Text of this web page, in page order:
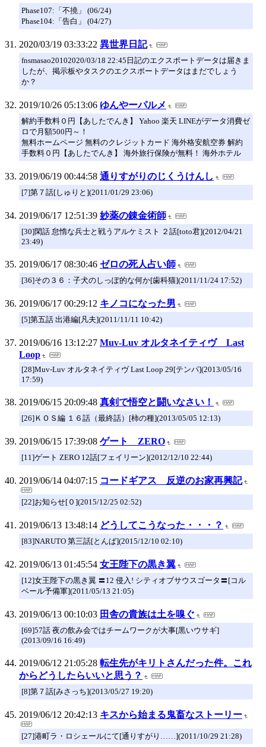
Phase107:「不撓」 (06/24)
Phase104:「告白」 (04/27)
2020/03/19 03:33:22 異世界日記
fnsmasao20102020/03/18 22:45日記のエクスポートデータは届きま
したが、掲示板やタスクのエクスポートデータはまだでしょう
か？
2019/10/26 05:13:06 ゆんやーパルメ
解約手数料０円【あしたでんき】 Yahoo 楽天 LINEがデータ消費ゼ
ロで月額500円～！
無料ホームページ 無料のクレジットカード 海外格安航空券 解約
手数料０円【あしたでんき】 海外旅行保険が無料！ 海外ホテル
2019/06/19 00:44:58 通りすがりのじくうけんし
[7]第７話[しゅりと](2011/01/29 23:06)
2019/06/17 12:51:39 妙薬の錬金術師
[30]閑話 怠惰な兵士と戦うアルケミスト ２話[toto君](2012/04/21
23:49)
2019/06/17 08:30:46 ゼロの死人占い師
[36]その３６：子犬のしっぽ的な何か[歯科猫](2011/11/24 17:52)
2019/06/17 00:29:12 キノコになった男
[5]第五話 出港編[凡夫](2011/11/11 10:42)
2019/06/16 13:12:27 Muv-Luv オルタネイティヴ Last
Loop
[28]Muv-Luv オルタネイティヴ Last Loop 29[テンパ](2013/05/16
17:59)
2019/06/15 20:09:48 真剣で悟空と闘いなさい！
[26]ＫＯＳ編 １６話（最終話）[柿の種](2013/05/05 12:13)
2019/06/15 17:39:08 ゲート ZERO
[11]ゲート ZERO 12話[フェイリーン](2012/12/10 22:44)
2019/06/14 04:07:15 コードギアス 反逆のお家再興記
[22]お知らせ[０](2015/12/25 02:52)
2019/06/13 13:48:14 どうしてこうなった・・・？
[83]NARUTO 第三話[とんぱ](2015/12/10 02:10)
2019/06/13 01:45:54 女王陛下の黒き翼
[12]女王陛下の黒き翼 〓12 侵入! シティオブサウスゴータ〓[コル
ベール予備軍](2011/05/13 21:05)
2019/06/13 00:10:03 田舎の貴族は土を嗅ぐ
[69]57話 夜の飲み会ではチームワークが大事[黒いウサギ]
(2013/09/16 16:49)
2019/06/12 21:05:28 転生先がキリトさんだった件。これ
からどうしたらいいと思う？
[8]第７話[みさっち](2013/05/27 19:20)
2019/06/12 20:42:13 キスから始まる鬼畜なストーリー
[27]港町ラ・ロシェールにて[通りすがり……](2011/10/29 21:28)